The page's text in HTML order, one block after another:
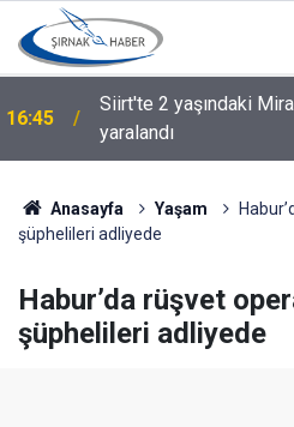
16:45
Siirt'te 2 yaşındaki
yaralandı
Anasayfa Yaşam
şüphelileri adliyede
Habur’da rüşvet
şüphelileri adliyede